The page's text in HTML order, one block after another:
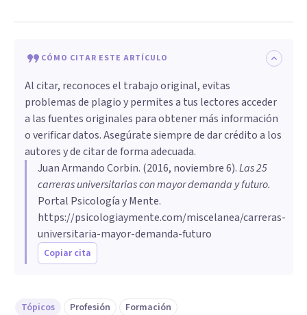
CÓMO CITAR ESTE ARTÍCULO
Al citar, reconoces el trabajo original, evitas
problemas de plagio y permites a tus lectores acceder
a las fuentes originales para obtener más información
o verificar datos. Asegúrate siempre de dar crédito a los
autores y de citar de forma adecuada.
Juan Armando Corbin. (2016, noviembre 6).​Las 25
carreras universitarias con mayor demanda y futuro.
Portal Psicología y Mente.
https://psicologiaymente.com/miscelanea/carreras-
universitaria-mayor-demanda-futuro
Copiar cita
Tópicos Profesión Formación